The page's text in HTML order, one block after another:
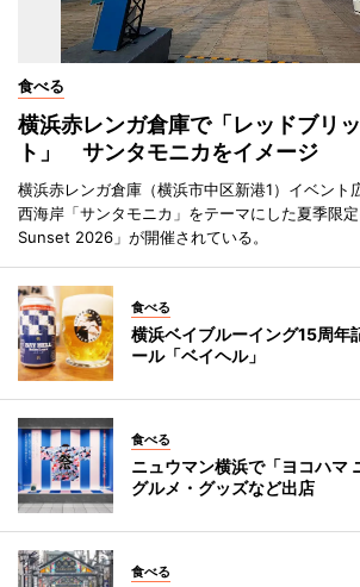
食べる
横浜赤レンガ倉庫で「レッドブリ
ト」 サンタモニカをイメージ
横浜赤レンガ倉庫（横浜市中区新港1）イベント
西海岸「サンタモニカ」をテーマにした夏季限
Sunset 2026」が開催されている。
食べる
横浜ベイブルーイング15周
ール「ベイヘル」
食べる
ニュウマン横浜で「ヨコハ
グルメ・グッズなど出店
食べる